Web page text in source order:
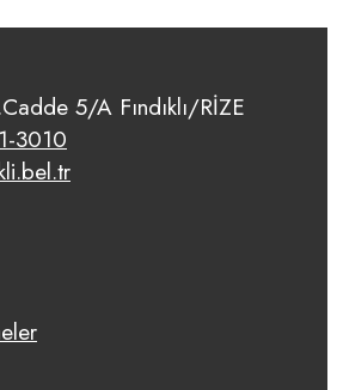
5/A Fındıklı/RİZE
3010